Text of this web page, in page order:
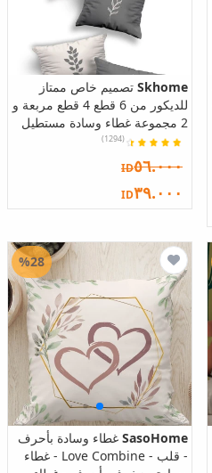
Skhome تصميم خاص ممتاز
للديكور من 6 قطع 4 قطع مربعة و
2 مجموعة غطاء وسادة مستطيل
(1294)
ID٥٦.٠٠٠
ID٣٩.٠٠٠
SasoHome غطاء وسادة بأحرف
- قلب - Love Combine - غطاء
%28